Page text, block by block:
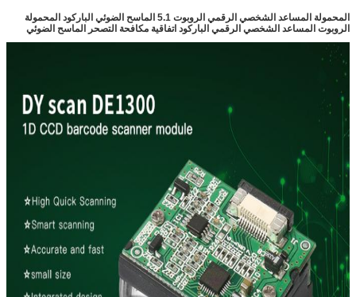
المحمولة المساعد الشخصي الرقمي الروبوت 5.1 الماسح الضوئي الباركود المحمولة
الروبوت المساعد الشخصي الرقمي الباركود اتفاقية مكافحة التصحر الماسح الضوئي